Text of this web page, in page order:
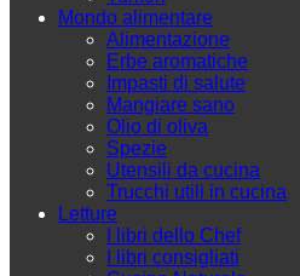
Mondo alimentare
Alimentazione
Erbe aromatiche
Impasti di salute
Mangiare sano
Olio di oliva
Spezie
Utensili da cucina
Trucchi utili in cucina
Letture
I libri dello Chef
I libri consigliati